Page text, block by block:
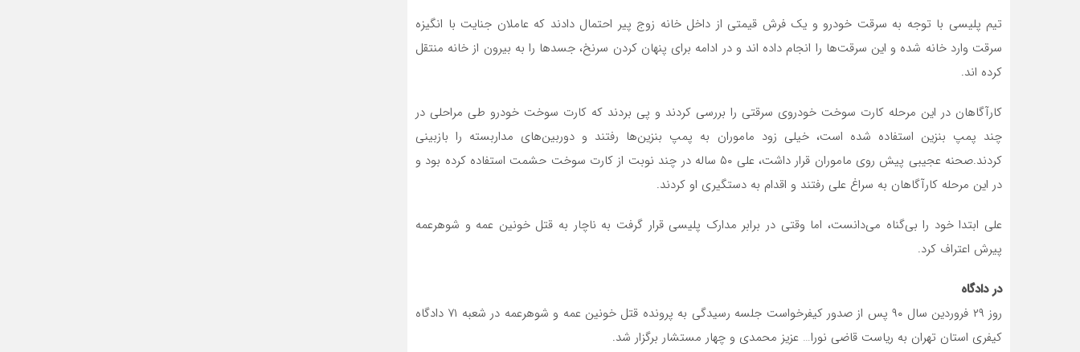
تیم پلیسی با توجه به سرقت خودرو و یک فرش قیمتی از داخل خانه زوج پیر احتمال دادند که عاملان جنایت با انگیزه
سرقت وارد خانه شده و این سرقت‌ها را انجام داده اند و در ادامه برای پنهان کردن سرنخ، جسدها را به بیرون از خانه منتقل
کرده اند.
کارآگاهان در این مرحله کارت سوخت خودروی سرقتی را بررسی کردند و پی بردند که کارت سوخت خودرو طی مراحلی در
چند پمپ بنزین استفاده شده است، خیلی زود ماموران به پمپ بنزین‌ها رفتند و دوربین‌های مداربسته را بازبینی
کردند.صحنه عجیبی پیش روی ماموران قرار داشت، علی ۵۰ ساله در چند نوبت از کارت سوخت حشمت استفاده کرده بود و
در این مرحله کارآگاهان به سراغ علی رفتند و اقدام به دستگیری او کردند.
علی ابتدا خود را بی‌گناه می‌دانست، اما وقتی در برابر مدارک پلیسی قرار گرفت به ناچار به قتل خونین عمه و شوهرعمه
پیرش اعتراف کرد.
در دادگاه
روز ۲۹ فروردین سال ۹۰ پس از صدور کیفرخواست جلسه رسیدگی به پرونده قتل خونین عمه و شوهرعمه در شعبه ۷۱ دادگاه
کیفری استان تهران به ریاست قاضی نورا… عزیز محمدی و چهار مستشار برگزار شد.